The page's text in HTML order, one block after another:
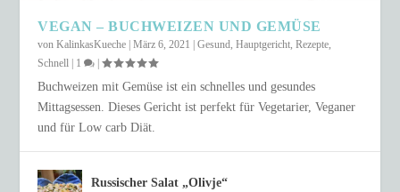
VEGAN – BUCHWEIZEN UND GEMÜSE
vonKalinkasKueche |März 6, 2021 |Gesund ,Hauptgericht ,Rezepte
Schnell | 1 |
Buchweizen mit Gemüse ist ein schnelles und gesundes
Mittagsessen. Dieses Gericht ist perfekt für Vegetarier, Veganer
und für Low carb Diät.
Russischer Salat „Olivje“